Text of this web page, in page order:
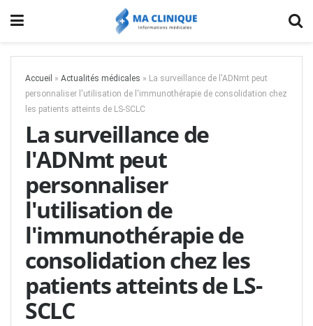
Accueil » Actualités médicales » La surveillance de l'ADNmt peut
personnaliser l'utilisation de l'immunothérapie de consolidation chez
les patients atteints de LS-SCLC
La surveillance de
l'ADNmt peut
personnaliser
l'utilisation de
l'immunothérapie de
consolidation chez les
patients atteints de LS-
SCLC